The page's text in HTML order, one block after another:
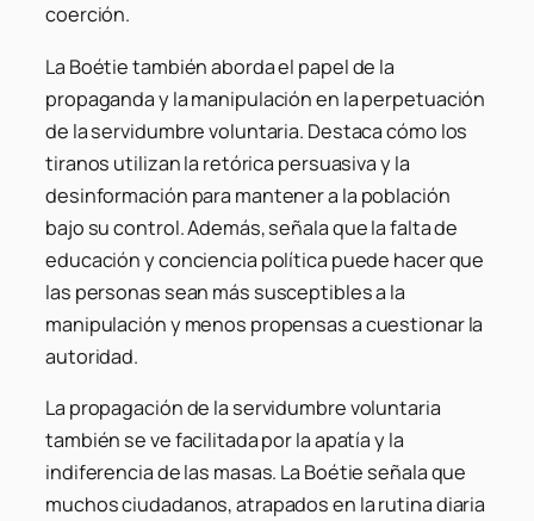
coerción.
La Boétie también aborda el papel de la
propaganda y la manipulación en la perpetuación
de la servidumbre voluntaria. Destaca cómo los
tiranos utilizan la retórica persuasiva y la
desinformación para mantener a la población
bajo su control. Además, señala que la falta de
educación y conciencia política puede hacer que
las personas sean más susceptibles a la
manipulación y menos propensas a cuestionar la
autoridad.
La propagación de la servidumbre voluntaria
también se ve facilitada por la apatía y la
indiferencia de las masas. La Boétie señala que
muchos ciudadanos, atrapados en la rutina diaria